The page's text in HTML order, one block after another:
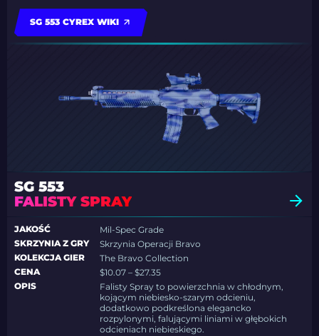
SG 553 CYREX WIKI
SG 553
FALISTY SPRAY
JAKOŚĆ
Mil-Spec Grade
SKRZYNIA Z GRY
Skrzynia Operacji Bravo
KOLEKCJA GIER
The Bravo Collection
CENA
$10.07 – $27.35
OPIS
Falisty Spray to powierzchnia w chłodnym,
kojącym niebiesko-szarym odcieniu,
dodatkowo podkreślona elegancko
rozpylonymi, falującymi liniami w głębokich
odcieniach niebieskiego.